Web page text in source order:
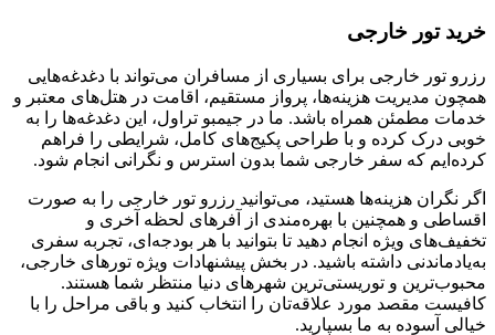
خرید تور خارجی
رزرو تور خارجی برای بسیاری از مسافران می‌تواند با دغدغه‌هایی
همچون مدیریت هزینه‌ها، پرواز مستقیم، اقامت در هتل‌های معتبر و
خدمات مطمئن همراه باشد. ما در جیمبو تراول، این دغدغه‌ها را به
خوبی درک کرده و با طراحی پکیج‌های کامل، شرایطی را فراهم
کرده‌ایم که سفر خارجی شما بدون استرس و نگرانی انجام شود.
اگر نگران هزینه‌ها هستید، می‌توانید رزرو تور خارجی را به صورت
اقساطی و همچنین با بهره‌مندی از آفرهای لحظه آخری و
تخفیف‌های ویژه انجام دهید تا بتوانید با هر بودجه‌ای، تجربه سفری
به‌یادماندنی داشته باشید. در بخش پیشنهادات ویژه تورهای خارجی،
محبوب‌ترین و توریستی‌ترین شهرهای دنیا منتظر شما هستند.
کافیست مقصد مورد علاقه‌تان را انتخاب کنید و باقی مراحل را با
خیالی آسوده به ما بسپارید.